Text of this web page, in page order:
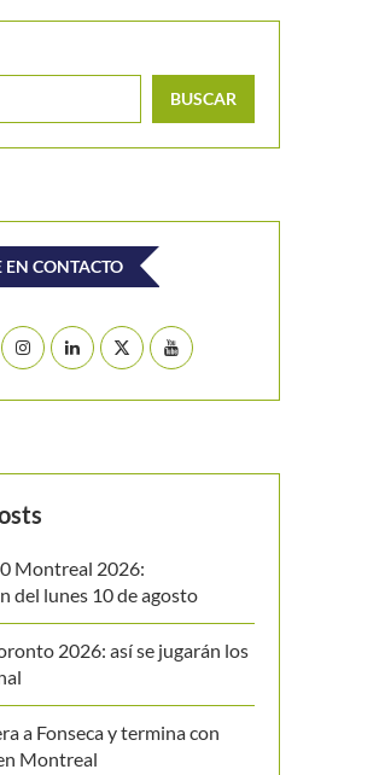
BUSCAR
CONTACTO
Montreal 2026:
del lunes 10 de agosto
2026: así se jugarán los
a Fonseca y termina con
Montreal